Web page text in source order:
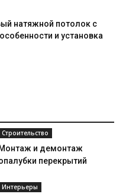
натяжной потолок с
и установка
Строительство
Монтаж и демонтаж
перекрытий
Интерьеры